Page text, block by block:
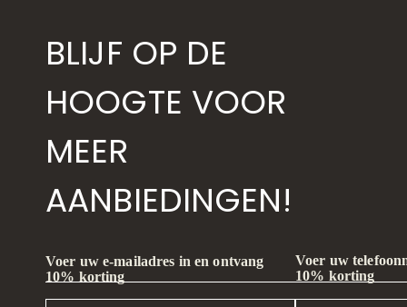
BLIJF OP DE
HOOGTE VOOR
MEER
AANBIEDINGEN!
Voer uw e-mailadres in en ontvang
10% korting
Voer uw
10% korting